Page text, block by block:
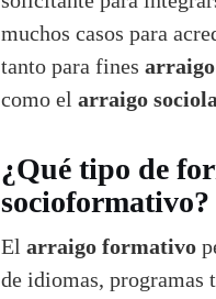
muchos casos para
tanto para fines
como el arraigo
¿Qué tipo de
socioformativo?
El arraigo formativo
de idiomas, programas